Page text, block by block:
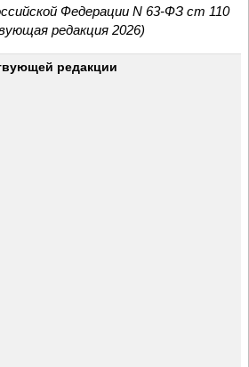
Федерации N 63-ФЗ ст 110
редакция 2026)
редакции